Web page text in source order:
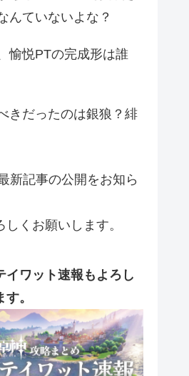
んていないよな？
愉悦PTの完成形は誰
きだったのは銀狼？緋
新記事の公開をお知ら
くお願いします。
イワット速報もよろし
。